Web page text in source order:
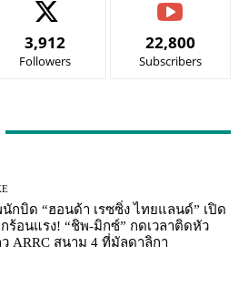
3,912
Followers
22,800
Subscribers
กบิด “ฮอนด้า เรซซิ่ง ไทยแลนด์” เปิด
ร้อนแรง! “ชิพ-มิกซ์” กดเวลาติดหัว
ARRC สนาม 4 ที่มัลดาลิกา